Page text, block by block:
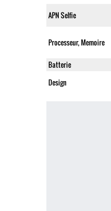
APN Selfie
Processeur, Memoire
Batterie
Design